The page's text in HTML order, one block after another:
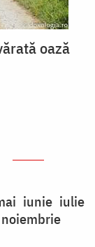
oază
iunie iulie
noiembrie